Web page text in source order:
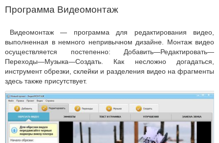
Программа Видеомонтаж
Видеомонтаж — программа для редактирования видео,
выполненная в немного непривычном дизайне. Монтаж видео
осуществляется постепенно: Добавить—Редактировать—
Переходы—Музыка—Создать. Как несложно догадаться,
инструмент обрезки, склейки и разделения видео на фрагменты
здесь также присутствует.